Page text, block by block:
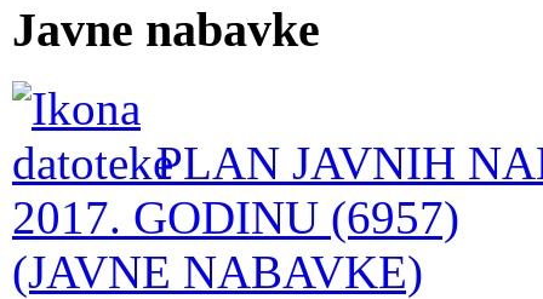
Javne nabavke
PLAN JAVNIH
2017. GODINU (6957)
(JAVNE NABAVKE)